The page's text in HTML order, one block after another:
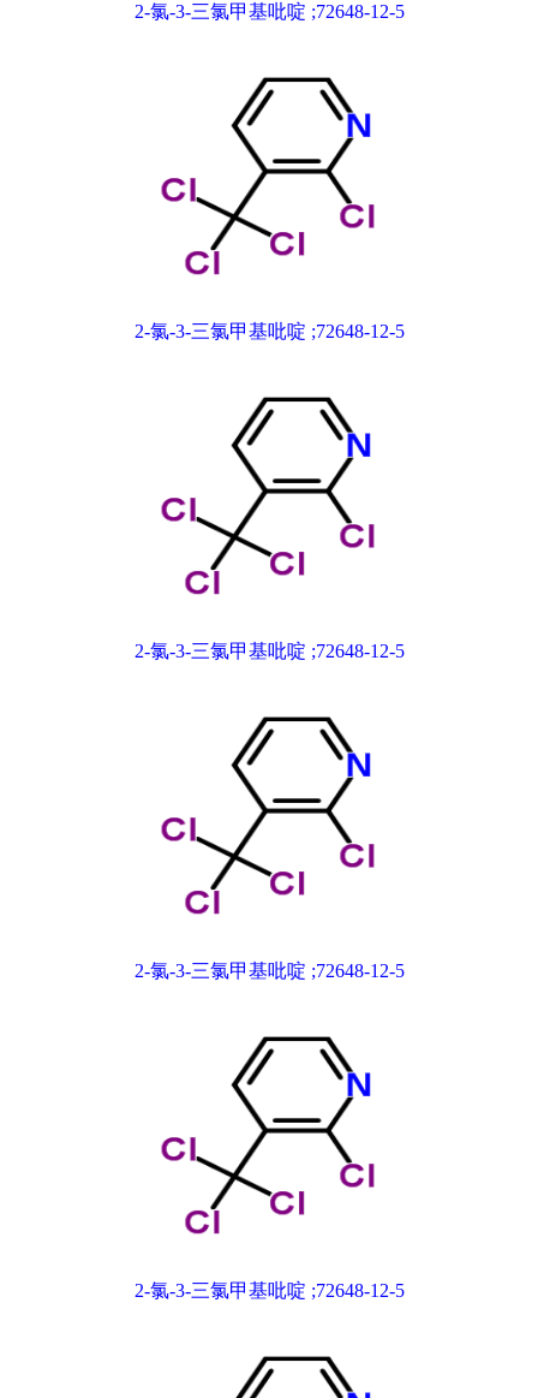
2-氯-3-三氯甲基吡啶 ;72648-12-5
2-氯-3-三氯甲基吡啶 ;72648-12-5
2-氯-3-三氯甲基吡啶 ;72648-12-5
2-氯-3-三氯甲基吡啶 ;72648-12-5
2-氯-3-三氯甲基吡啶 ;72648-12-5